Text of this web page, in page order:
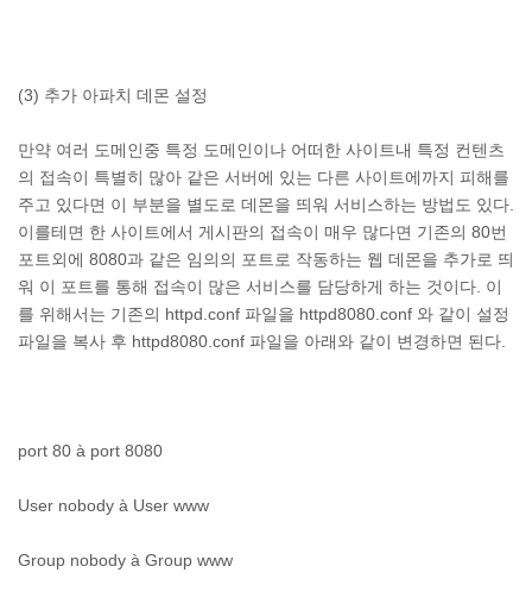
(3) 추가 아파치 데몬 설정
만약 여러 도메인중 특정 도메인이나 어떠한 사이트내 특정 컨텐츠
의 접속이 특별히 많아 같은 서버에 있는 다른 사이트에까지 피해를
주고 있다면 이 부분을 별도로 데몬을 띄워 서비스하는 방법도 있다.
이를테면 한 사이트에서 게시판의 접속이 매우 많다면 기존의 80번
포트외에 8080과 같은 임의의 포트로 작동하는 웹 데몬을 추가로 띄
워 이 포트를 통해 접속이 많은 서비스를 담당하게 하는 것이다. 이
를 위해서는 기존의 httpd.conf 파일을 httpd8080.conf 와 같이 설정
파일을 복사 후 httpd8080.conf 파일을 아래와 같이 변경하면 된다.
port 80 à port 8080
User nobody à User www
Group nobody à Group www